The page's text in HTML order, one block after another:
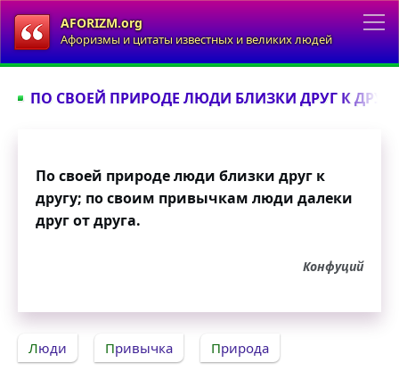
AFORIZM.org
Афоризмы и цитаты известных и великих людей
ПО СВОЕЙ ПРИРОДЕ ЛЮДИ БЛИЗКИ ДРУГ К
По своей природе люди близки друг к
другу; по своим привычкам люди далеки
друг от друга.
Конфуций
Люди Привычка Природа